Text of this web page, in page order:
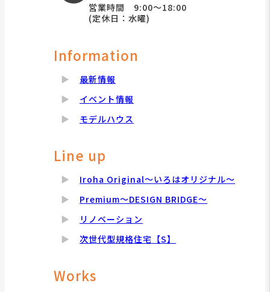
営業時間 9:00～18:00
(定休日：水曜)
Information
最新情報
イベント情報
モデルハウス
Line up
Iroha Original～いろはオリジナル～
Premium～DESIGN BRIDGE～
リノベーション
次世代型規格住宅【S】
Works